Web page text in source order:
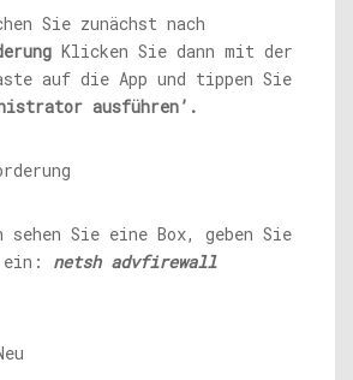
Sie zunächst nach
Klicken Sie dann mit der
auf die App und tippen Sie
ausführen’.
Sie eine Box, geben Sie
ein: netsh advfirewall